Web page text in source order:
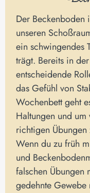
Der Beckenboden
unseren
ein schwingendes
trägt. Bereits in
entscheidende
das Gefühl von
Wochenbett geht
Haltungen und
richtigen
Wenn du zu früh
und
falschen Übungen
gedehnte Gewebe